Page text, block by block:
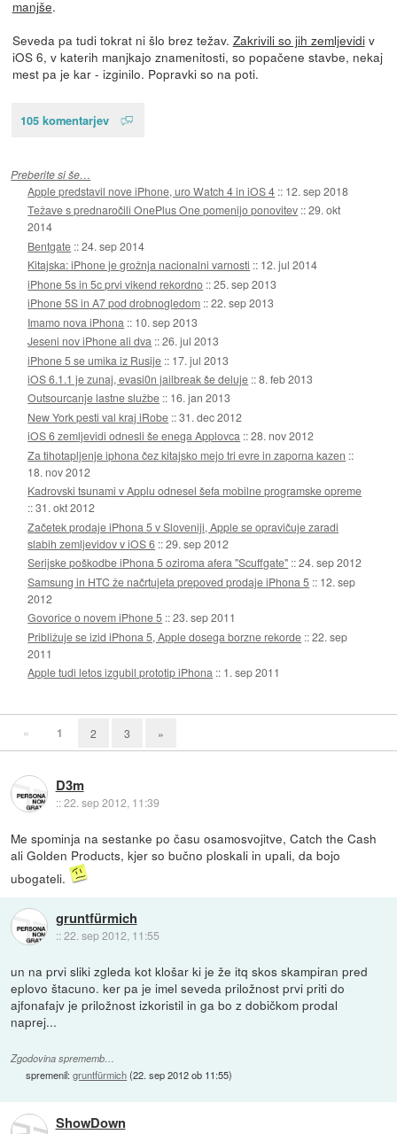
manjše.
Seveda pa tudi tokrat ni šlo brez težav. Zakrivili so jih zemljevidiv
iOS 6, v katerih manjkajo znamenitosti, so popačene stavbe, nekaj
mest pa je kar - izginilo. Popravki so na poti.
105 komentarjev
Preberite si še…
Apple predstavil nove iPhone, uro Watch 4 in iOS 4 :: 12. sep 2018
Težave s prednaročili OnePlus One pomenijo ponovitev ::29. okt
2014
Bentgate ::24. sep 2014
Kitajska: iPhone je grožnja nacionalni varnosti :: 12. jul 2014
iPhone 5s in 5c prvi vikend rekordno ::25. sep 2013
iPhone 5S in A7 pod drobnogledom ::22. sep 2013
Imamo nova iPhona :: 10. sep 2013
Jeseni nov iPhone ali dva ::26. jul 2013
iPhone 5 se umika iz Rusije :: 17. jul 2013
iOS 6.1.1 je zunaj, evasi0n jailbreak še deluje ::8. feb 2013
Outsourcanje lastne službe :: 16. jan 2013
New York pesti val kraj iRobe ::31. dec 2012
iOS 6 zemljevidi odnesli še enega Applovca ::28. nov 2012
Za tihotapljenje iphona čez kitajsko mejo tri evre in zaporna kazen ::
18. nov 2012
Kadrovski tsunami v Applu odnesel šefa mobilne programske opreme
::31. okt 2012
Začetek prodaje iPhona 5 v Sloveniji, Apple se opravičuje zaradi
slabih zemljevidov v iOS 6 ::29. sep 2012
Serijske poškodbe iPhona 5 oziroma afera "Scuffgate" ::24. sep 2012
Samsung in HTC že načrtujeta prepoved prodaje iPhona 5 :: 12. sep
2012
Govorice o novem iPhone 5 ::23. sep 2011
Približuje se izid iPhona 5, Apple dosega borzne rekorde ::22. sep
2011
Apple tudi letos izgubil prototip iPhona :: 1. sep 2011
« 1 2 3 »
D3m
::22. sep 2012, 11:39
Me spominja na sestanke po času osamosvojitve, Catch the Cash
ali Golden Products, kjer so bučno ploskali in upali, da bojo
ubogateli.
gruntfürmich
::22. sep 2012, 11:55
un na prvi sliki zgleda kot klošar ki je že itq skos skampiran pred
eplovo štacuno. ker pa je imel seveda priložnost prvi priti do
ajfonafajv je priložnost izkoristil in ga bo z dobičkom prodal
naprej...
Zgodovina sprememb…
spremenil:gruntfürmich(22. sep 2012 ob 11:55)
ShowDown